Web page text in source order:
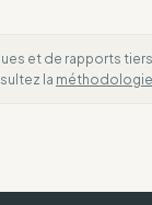
et de rapports
la méthodologie